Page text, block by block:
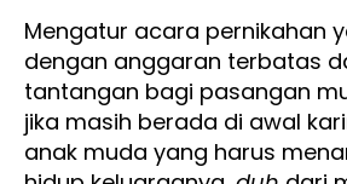
Mengatur acara pernikahan
dengan anggaran terbatas
tantangan bagi pasangan
jika masih berada di awal
anak muda yang harus